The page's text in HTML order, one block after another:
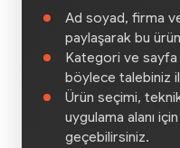
Ad soyad, firma
paylaşarak bu ürün
Kategori ve sayfa
böylece talebiniz
Ürün seçimi,
uygulama alanı
geçebilirsiniz.